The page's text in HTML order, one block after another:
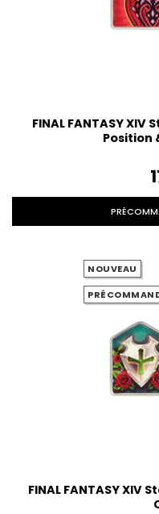
FINAL FANTASY
Position
NOUVEAU
FINAL FANTASY XIV